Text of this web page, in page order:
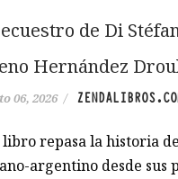
de Di
Hernández
06, 2026 /
libro repasa la historia
argentino desde sus